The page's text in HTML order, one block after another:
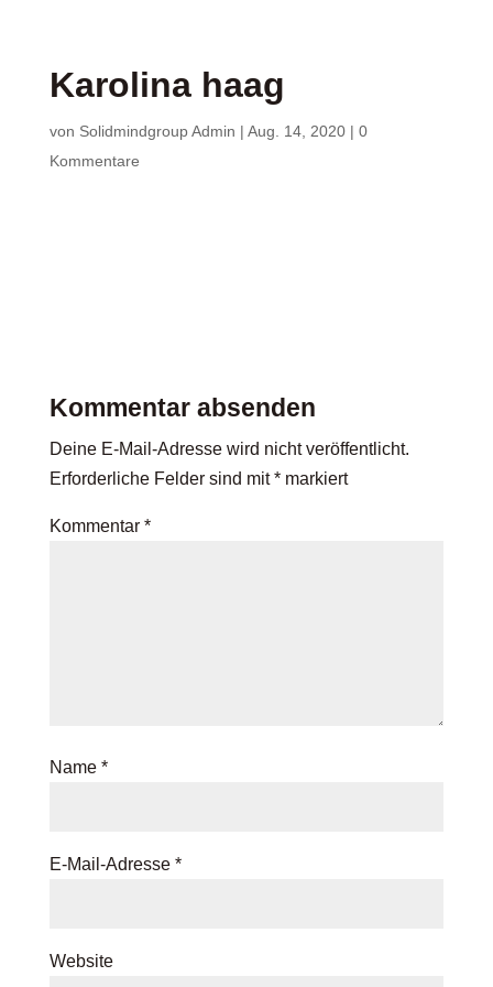
Karolina haag
von Solidmindgroup Admin | Aug. 14, 2020| 0
Kommentare
Kommentar absenden
Deine E-Mail-Adresse wird nicht veröffentlicht.
Erforderliche Felder sind mit*markiert
Kommentar *
Name *
E-Mail-Adresse *
Website